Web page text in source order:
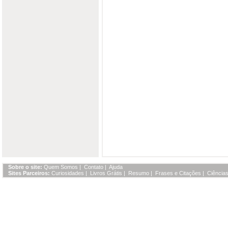
Sobre o site: Quem Somos | Contato | Ajuda
Sites Parceiros: Curiosidades | Livros Grátis | Resumo | Frases e Citações |